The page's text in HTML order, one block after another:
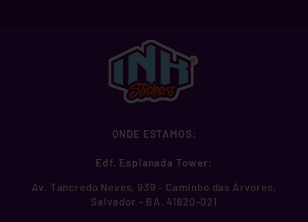
ONDE ESTAMOS:
Edf. Esplanada Tower:
Av. Tancredo Neves, 939 - Caminho das Árvores,
Salvador - BA, 41820-021